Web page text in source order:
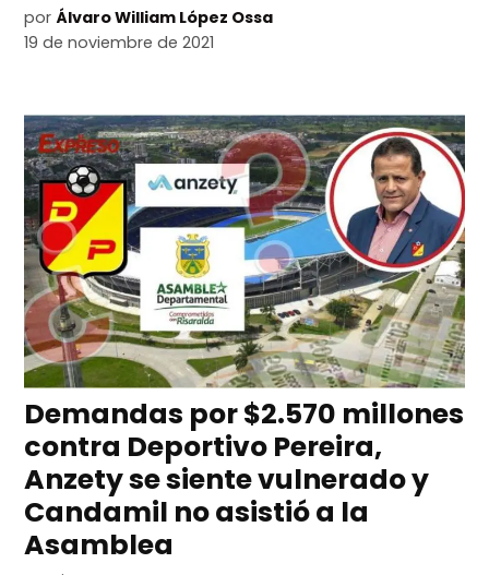
por Álvaro William López Ossa
19 de noviembre de 2021
Demandas por $2.570 millones
contra Deportivo Pereira,
Anzety se siente vulnerado y
Candamil no asistió a la
Asamblea